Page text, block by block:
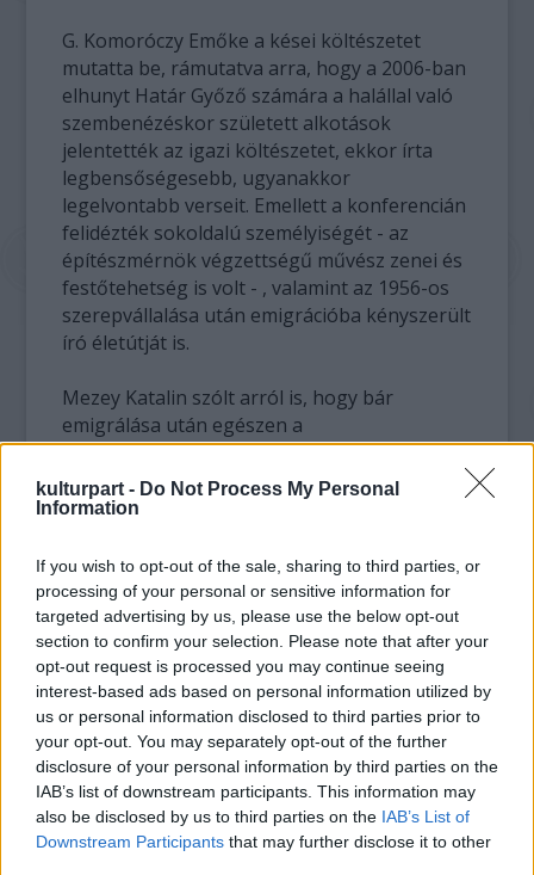
kulturpart - Do Not Process My Personal
Information
If you wish to opt-out of the sale, sharing to third parties, or
processing of your personal or sensitive information for
targeted advertising by us, please use the below opt-out
section to confirm your selection. Please note that after your
opt-out request is processed you may continue seeing
interest-based ads based on personal information utilized by
us or personal information disclosed to third parties prior to
your opt-out. You may separately opt-out of the further
disclosure of your personal information by third parties on the
IAB’s list of downstream participants. This information may
also be disclosed by us to third parties on the IAB’s List of
Downstream Participants that may further disclose it to other
G. Komoróczy Emőke a kései költészetet
mutatta be, rámutatva arra, hogy a 2006-ban
elhunyt Határ Győző számára a halállal való
szembenézéskor született alkotások
jelentették az igazi költészetet, ekkor írta
legbensőségesebb, ugyanakkor
legelvontabb verseit. Emellett a konferencián
felidézték sokoldalú személyiségét - az
építészmérnök végzettségű művész zenei és
festőtehetség is volt - , valamint az 1956-os
szerepvállalása után emigrációba kényszerült
író életútját is.
Mezey Katalin szólt arról is, hogy bár
emigrálása után egészen a
rendszerváltozásig szinte a nevét sem
lehetett kiejteni, Határ Győző a fiatalabb író-,
költőgenerációk számára sem volt
művész folyamatosan figyelemmel kísérte a
magyarországi könyvkiadást, recenziói a
Szabad Európa Rádióban és a BBC kulturális
műsoraiban voltak hallhatók. "Egy végtelenül
szerető, gondoskodó, értékelő tekintetként
volt jelen, aki elfogulatlanul figyelte a magyar
irodalom újdonságait és alakulását" -
jellemezte a külföldről a magyar nyelv és a
magyar alkotók közelébe vágyó költőt az
alapítvány elnöke.